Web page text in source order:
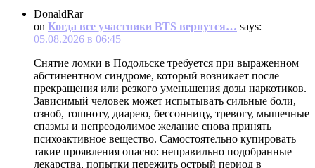
DonaldRar
on Когда все участники BTS вернутся… says:
05.08.2026 в 06:45
Снятие ломки в Подольске требуется при выраженном
абстинентном синдроме, который возникает после
прекращения или резкого уменьшения дозы наркотиков.
Зависимый человек может испытывать сильные боли,
озноб, тошноту, диарею, бессонницу, тревогу, мышечные
спазмы и непреодолимое желание снова принять
психоактивное вещество. Самостоятельно купировать
такие проявления опасно: неправильно подобранные
лекарства, попытки пережить острый период в